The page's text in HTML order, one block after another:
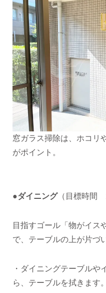
窓ガラス掃除は、ホコリ
がポイント。
●ダイニング（目標時間
目指すゴール「物がイス
で、テーブルの上が片づ
・ダイニングテーブルや
ら、テーブルを拭きます。